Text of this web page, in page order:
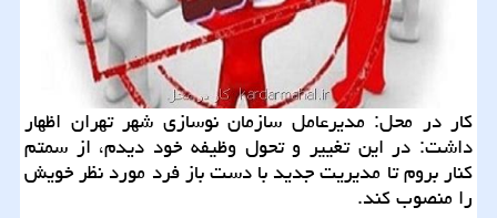
كار در محل: مدیرعامل سازمان نوسازی شهر تهران اظهار
داشت: در این تغییر و تحول وظیفه خود دیدم، از سمتم
كنار بروم تا مدیریت جدید با دست باز فرد مورد نظر خویش
را منصوب كند.